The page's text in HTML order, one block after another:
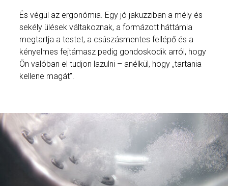
És végül az ergonómia. Egy jó jakuzziban a mély és
sekély ülések váltakoznak, a formázott háttámla
megtartja a testet, a csúszásmentes fellépő és a
kényelmes fejtámasz pedig gondoskodik arról, hogy
Ön valóban el tudjon lazulni – anélkül, hogy „tartania
kellene magát”.